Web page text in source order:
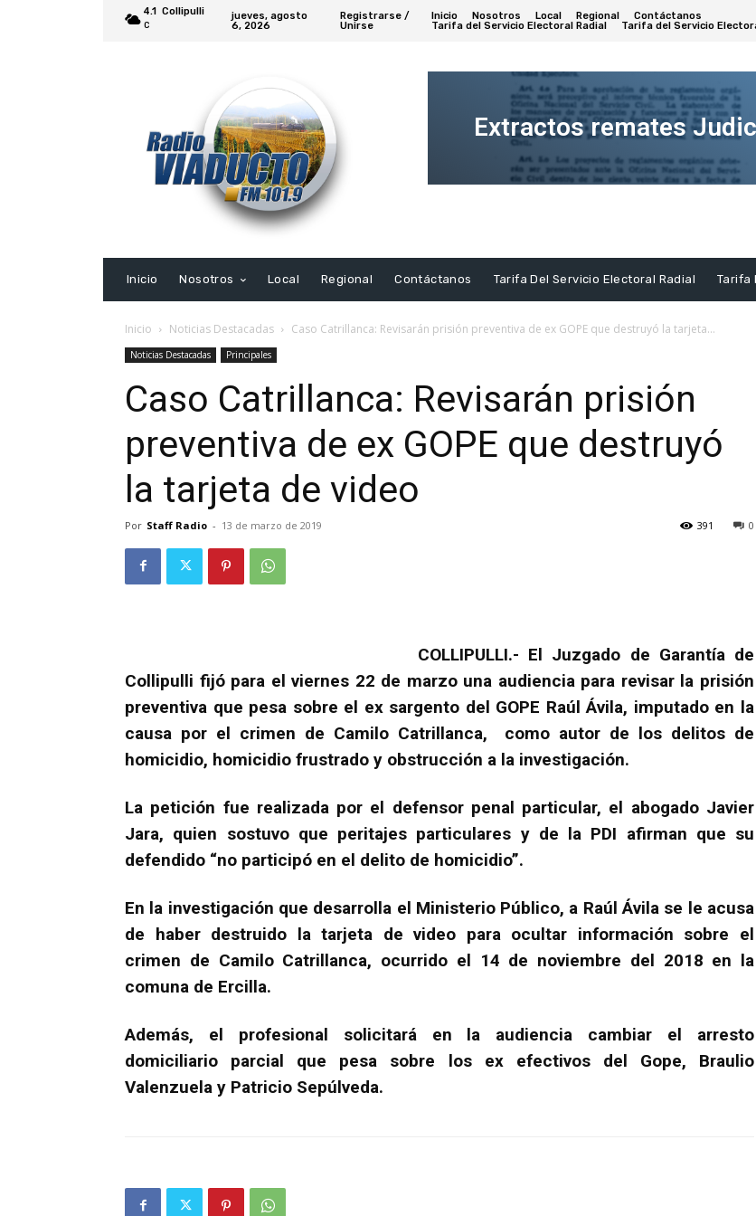
4.1
C
Collipulli
jueves, agosto
6, 2026
Registrarse /
Unirse
Inicio Nosotros Local Regional
Contáctanos
Tarifa del Servicio Electoral Radial
Tarifa del Servicio
Extractos remates
Extracto
Inicio
Nosotros Local Regional Contáctanos Tarifa Del Servicio Electoral Radial Tarifa
Inicio Noticias Destacadas Caso Catrillanca: Revisarán prisión preventiva de ex GOPE que destruyó la tarjeta...
Noticias Destacadas Principales
Caso Catrillanca: Revisarán prisión
preventiva de ex GOPE que destruyó
la tarjeta de video
Por Staff Radio - 13 de marzo de 2019 0
391
COLLIPULLI.- El Juzgado de Garantía de
Collipulli fijó para el viernes 22 de marzo una audiencia para revisar la prisión
preventiva que pesa sobre el ex sargento del GOPE Raúl Ávila, imputado en la
causa por el crimen de Camilo Catrillanca, como autor de los delitos de
homicidio, homicidio frustrado y obstrucción a la investigación.
La petición fue realizada por el defensor penal particular, el abogado Javier
Jara, quien sostuvo que peritajes particulares y de la PDI afirman que su
defendido “no participó en el delito de homicidio”.
En la investigación que desarrolla el Ministerio Público, a Raúl Ávila se le acusa
de haber destruido la tarjeta de video para ocultar información sobre el
crimen de Camilo Catrillanca, ocurrido el 14 de noviembre del 2018 en la
comuna de Ercilla.
Además, el profesional solicitará en la audiencia cambiar el arresto
domiciliario parcial que pesa sobre los ex efectivos del Gope, Braulio
Valenzuela y Patricio Sepúlveda.